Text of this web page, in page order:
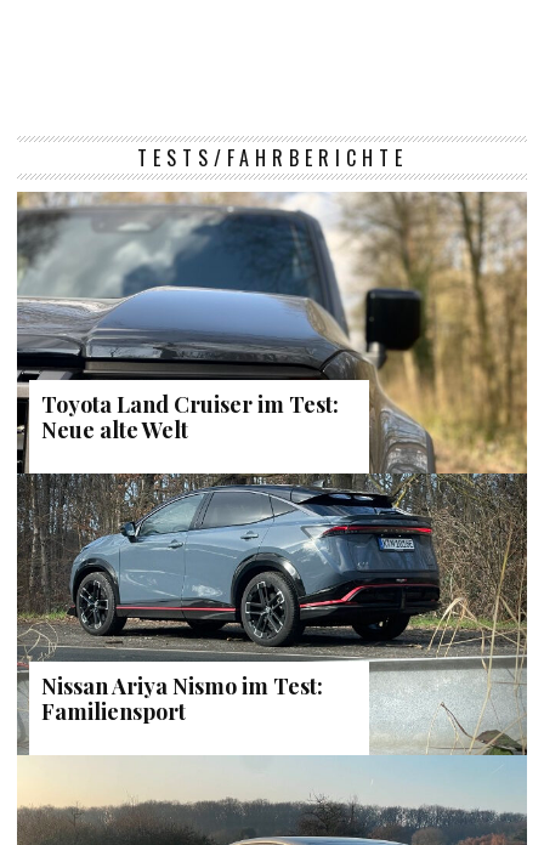
TESTS/FAHRBERICHTE
Toyota Land Cruiser im Test:
Neue alte Welt
Nissan Ariya Nismo im Test:
Familiensport